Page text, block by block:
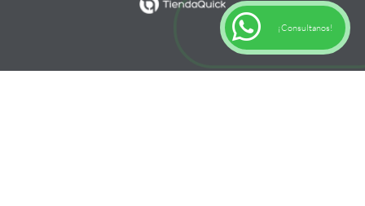
¡Consultanos!